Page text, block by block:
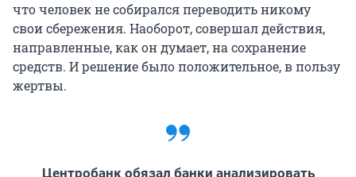
что человек не собирался переводить никому
свои сбережения. Наоборот, совершал действия,
направленные, как он думает, на сохранение
средств. И решение было положительное, в пользу
жертвы.
Центробанк обязал банки анализировать